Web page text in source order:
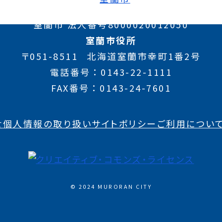
室蘭市 法人番号8000020012050
室蘭市役所
〒051-8511
北海道室蘭市幸町1番2号
電話番号
0143-22-1111
FAX番号
0143-24-7601
個人情報の取り扱いサイトポリシーご利用について
© 2024 MURORAN CITY